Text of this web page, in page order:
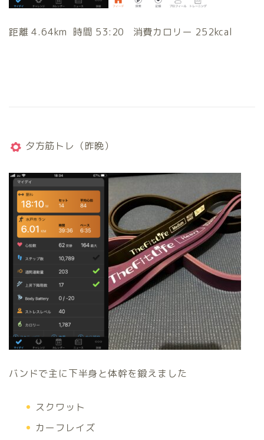
距離 4.64km 時間 53:20 消費カロリー 252kcal
夕方筋トレ（昨晩）
バンドで主に下半身と体幹を鍛えました
スクワット
カーフレイズ